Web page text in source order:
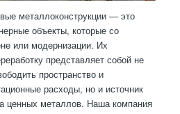
металлоконструкции — это
объекты, которые со
или модернизации. Их
представляет собой не
пространство и
расходы, но и источник
ценных металлов. Наша компания